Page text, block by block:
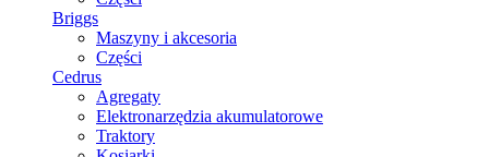
Briggs
Maszyny i akcesoria
Części
Cedrus
Agregaty
Elektronarzędzia akumulatorowe
Traktory